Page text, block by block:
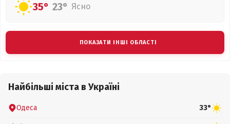
35° 23° Ясно
ПОКАЗАТИ ІНШІ ОБЛАСТІ
Найбільші міста в Україні
Одеса 33°